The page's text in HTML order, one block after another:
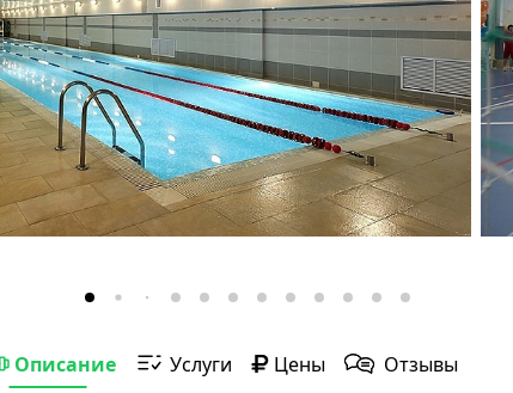
Описание Услуги Цены Отзывы